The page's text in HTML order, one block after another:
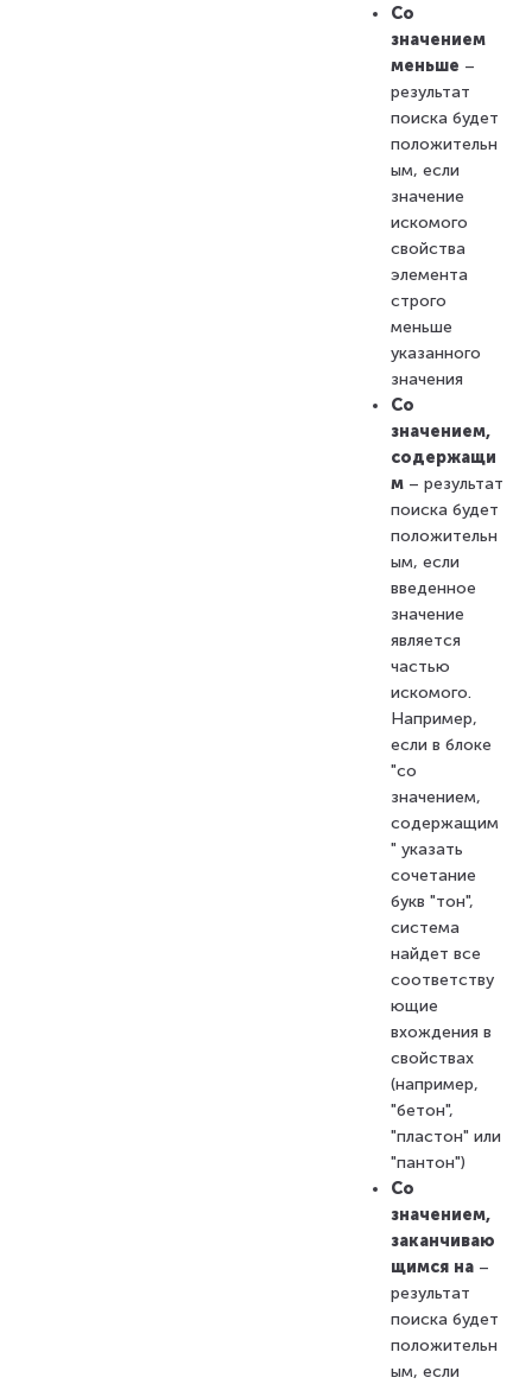
Со
значением
меньше –
результат
поиска будет
положительн
ым, если
значение
искомого
свойства
элемента
строго
меньше
указанного
значения
Со
значением,
содержащи
м– результат
поиска будет
положительн
ым, если
введенное
значение
является
частью
искомого.
Например,
если в блоке
"со
значением,
содержащим
" указать
сочетание
букв "тон",
система
найдет все
соответству
ющие
вхождения в
свойствах
(например,
"бетон",
"пластон" или
"пантон")
Со
значением,
заканчиваю
щимся на–
результат
поиска будет
положительн
ым, если